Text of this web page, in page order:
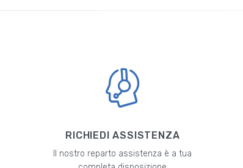
RICHIEDI ASSISTENZA
Il nostro reparto assistenza è a tua